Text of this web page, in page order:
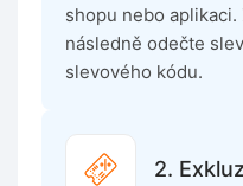
shopu nebo aplikaci.
následně odečte
slevového kódu.
2.